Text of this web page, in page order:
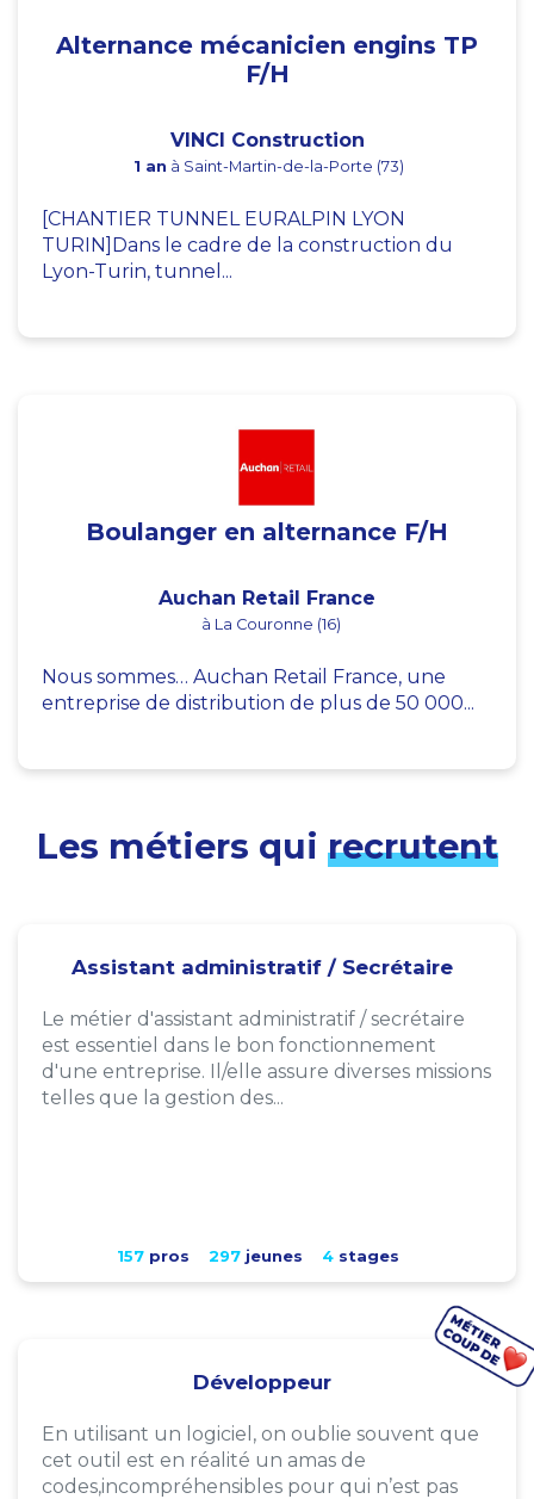
Alternance mécanicien engins TP
F/H
VINCI Construction
1 an à Saint-Martin-de-la-Porte (73)
[CHANTIER TUNNEL EURALPIN LYON
TURIN]Dans le cadre de la construction du
Lyon-Turin, tunnel...
Boulanger en alternance F/H
Auchan Retail France
à La Couronne (16)
Nous sommes… Auchan Retail France, une
entreprise de distribution de plus de 50 000...
Les métiers qui recrutent
Assistant administratif / Secrétaire
Le métier d'assistant administratif / secrétaire
est essentiel dans le bon fonctionnement
d'une entreprise. Il/elle assure diverses missions
telles que la gestion des...
157pros 297jeunes 4stages
Développeur
En utilisant un logiciel, on oublie souvent que
cet outil est en réalité un amas de
codes,incompréhensibles pour qui n’est pas